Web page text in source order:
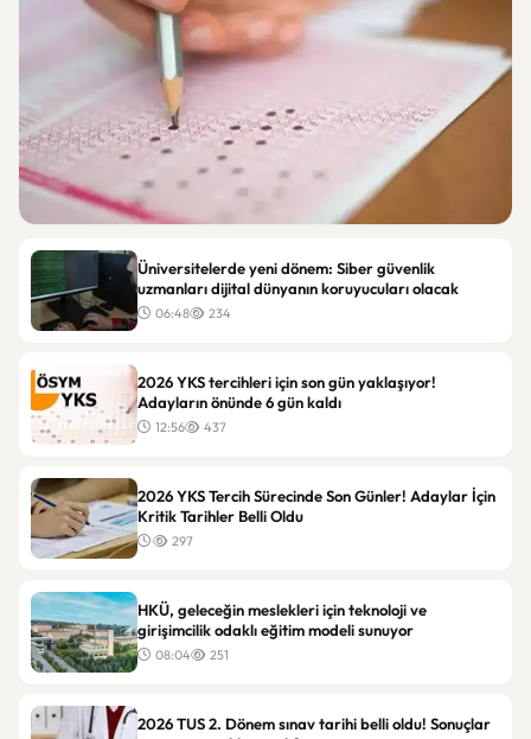
Eğitim
YÖKDİL/2 sınavı pazar günü yapılacak: 104 bin 529
aday ter dökecek
Üniversitelerde yeni dönem: Siber güvenlik
uzmanları dijital dünyanın koruyucuları olacak
06:48 234
2026 YKS tercihleri için son gün yaklaşıyor!
Adayların önünde 6 gün kaldı
12:56 437
2026 YKS Tercih Sürecinde Son Günler! Adaylar İçin
Kritik Tarihler Belli Oldu
297
HKÜ, geleceğin meslekleri için teknoloji ve
girişimcilik odaklı eğitim modeli sunuyor
08:04 251
2026 TUS 2. Dönem sınav tarihi belli oldu! Sonuçlar